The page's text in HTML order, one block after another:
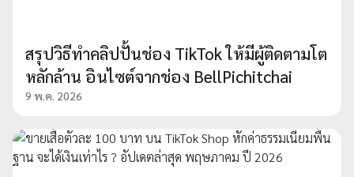
สรุปวิธีทําคลิปปั้นช่อง TikTok ให้มีผู้ติดตามโต
หลักล้าน อินไซต์จากช่อง BellPichitchai
9 พ.ค. 2026